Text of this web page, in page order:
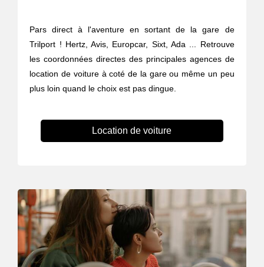
Pars direct à l'aventure en sortant de la gare de
Trilport ! Hertz, Avis, Europcar, Sixt, Ada ... Retrouve
les coordonnées directes des principales agences de
location de voiture à coté de la gare ou même un peu
plus loin quand le choix est pas dingue.
Location de voiture